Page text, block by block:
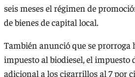
seis meses el régimen de
de bienes de capital local.
También anunció que se prorroga
impuesto al biodiesel, el impuesto
adicional a los cigarrillos al 7 por